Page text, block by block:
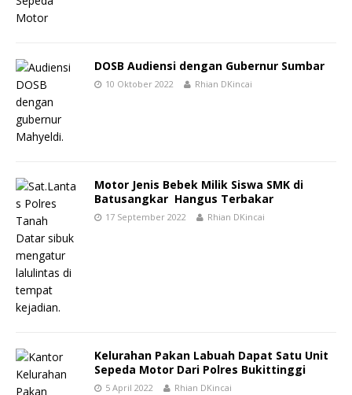
DOSB Audiensi dengan Gubernur Sumbar
10 Oktober 2022 Rhian DKincai
Motor Jenis Bebek Milik Siswa SMK di
Batusangkar Hangus Terbakar
17 September 2022 Rhian DKincai
Kelurahan Pakan Labuah Dapat Satu Unit
Sepeda Motor Dari Polres Bukittinggi
5 April 2022 Rhian DKincai